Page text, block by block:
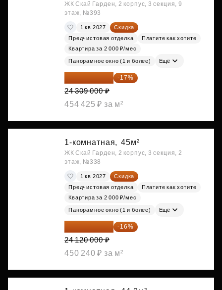
ЖК Скай Гарден, 2 корпус, 3 секция, 9
этаж, №393
1 кв 2027
Скидка
Предчистовая отделка
Платите как хотите
Квартира за 2 000 ₽/мес
Панорамное окно (1 и более) Ещё
20 176 470 ₽ -17%
24 309 000 ₽
454 425 ₽ за м²
1-комнатная, 45м²
ЖК Скай Гарден, 2 корпус, 3 секция, 2
этаж, №338
1 кв 2027
Скидка
Предчистовая отделка
Платите как хотите
Квартира за 2 000 ₽/мес
Панорамное окно (1 и более) Ещё
20 260 800 ₽ -16%
24 120 000 ₽
450 240 ₽ за м²